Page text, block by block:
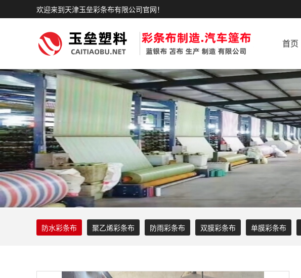
欢迎来到天津玉垒彩条布有限公司官网！
首页
防水彩条布 聚乙烯彩条布 防雨彩条布 双膜彩条布 单膜彩条布